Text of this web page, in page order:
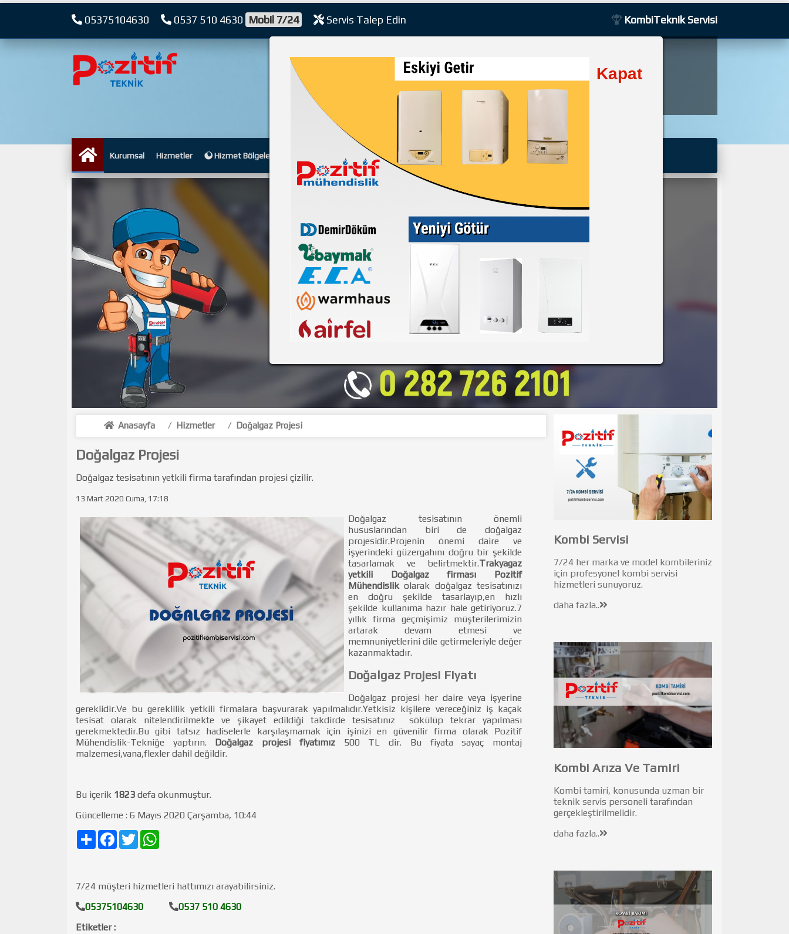
05375104630 0537 510 4630 Mobil 7/24 Servis Talep Edin KombiTeknik Servisi
bir
Kurumsal Hizmetler Hizmet Bölgeleri Müşteri Köşesi Kampanyalar Basında Biz
Kapat
Anasayfa / Hizmetler / Doğalgaz Projesi
Doğalgaz Projesi
Doğalgaz tesisatının yetkili firma tarafından projesi çizilir.
13 Mart 2020 Cuma, 17:18
Doğalgaz tesisatının önemli
hususlarından biri de doğalgaz
projesidir.Projenin önemi daire ve
işyerindeki güzergahını doğru bir şekilde
tasarlamak ve belirtmektir.Trakyagaz
yetkili Doğalgaz firması Pozitif
Mühendislikolarak doğalgaz tesisatınızı
en doğru şekilde tasarlayıp,en hızlı
şekilde kullanıma hazır hale getiriyoruz.7
yıllık firma geçmişimiz müşterilerimizin
artarak devam etmesi ve
memnuniyetlerini dile getirmeleriyle değer
kazanmaktadır.
Doğalgaz Projesi Fiyatı
Doğalgaz projesi her daire veya işyerine
gereklidir.Ve bu gereklilik yetkili firmalara başvurarak yapılmalıdır.Yetkisiz kişilere vereceğiniz iş kaçak
tesisat olarak nitelendirilmekte ve şikayet edildiği takdirde tesisatınız sökülüp tekrar yapılması
gerekmektedir.Bu gibi tatsız hadiselerle karşılaşmamak için işinizi en güvenilir firma olarak Pozitif
Mühendislik-Tekniğe yaptırın. Doğalgaz projesi fiyatımız500 TL dir. Bu fiyata sayaç montaj
malzemesi,vana,flexler dahil değildir.
Bu içerik 1823 defa okunmuştur.
Güncelleme : 6 Mayıs 2020 Çarşamba, 10:44
Share Facebook
Twitter
7/24 müşteri hizmetleri hattımızı arayabilirsiniz.
05375104630
0537 510 4630
Etiketler :
Kombi Servisi
7/24 her marka ve model kombileriniz
için profesyonel kombi servisi
hizmetleri sunuyoruz.
daha fazla..
Kombi Arıza Ve Tamiri
Kombi tamiri, konusunda uzman bir
teknik servis personeli tarafından
gerçekleştirilmelidir.
daha fazla..